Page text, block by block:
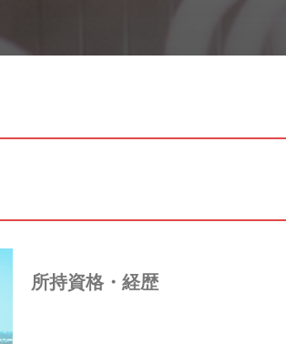
所持資格・経歴